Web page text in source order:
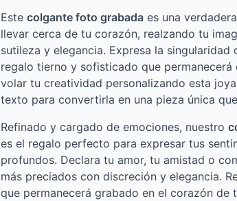
Este colgante foto grabada es una
llevar cerca de tu corazón, realzando tu
sutileza y elegancia. Expresa la singularidad
regalo tierno y sofisticado que permanecerá
volar tu creatividad personalizando esta
texto para convertirla en una pieza única
Refinado y cargado de emociones, nuestro
es el regalo perfecto para expresar tus
profundos. Declara tu amor, tu amistad o
más preciados con discreción y elegancia.
que permanecerá grabado en el corazón de